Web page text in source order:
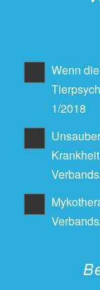
Wenn
1/2018